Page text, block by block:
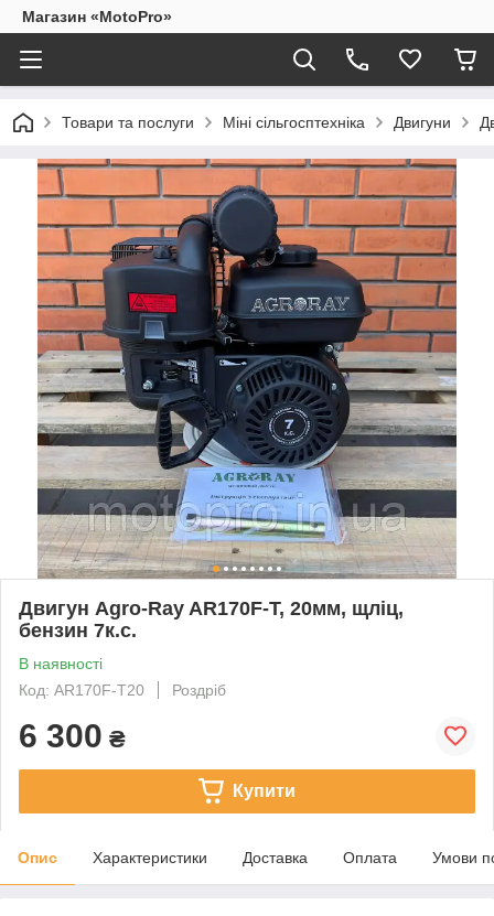
Магазин «MotoPro»
Товари та послуги Міні сільгосптехніка Двигуни
Двигун Agro-Ray AR170F-Т, 20мм, щліц,
бензин 7к.с.
В наявності
Код: AR170F-Т20
Роздріб
6 300 ₴
Купити
Опис Характеристики Доставка Оплата Умови